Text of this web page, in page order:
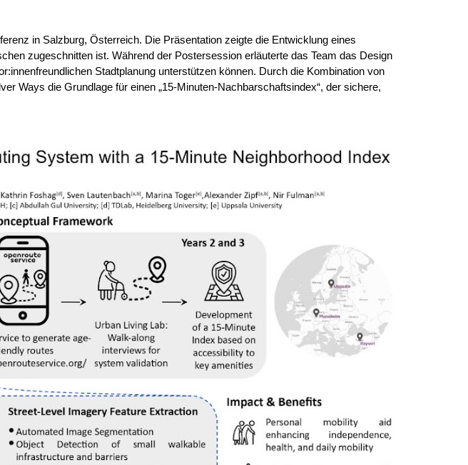
in Salzburg, Österreich. Die Präsentation zeigte die Entwicklung eines
zugeschnitten ist. Während der Postersession erläuterte das Team das Design
Stadtplanung unterstützen können. Durch die Kombination von
Ways die Grundlage für einen „15-Minuten-Nachbarschaftsindex“, der sichere,